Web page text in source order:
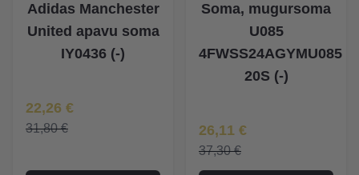
Adidas Manchester
United apavu soma
IY0436 (-)
Īpaša Cena
22,26 €
31,80 €
Soma, mugursoma
U085
4FWSS24AGYMU085
20S (-)
Īpaša Cena
26,11 €
37,30 €